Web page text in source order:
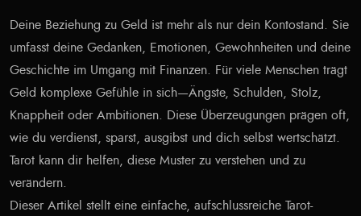
Deine Beziehung zu Geld ist mehr als nur dein Kontostand. Sie
umfasst deine Gedanken, Emotionen, Gewohnheiten und deine
Geschichte im Umgang mit Finanzen. Für viele Menschen trägt
Geld komplexe Gefühle in sich—Ängste, Schulden, Stolz,
Knappheit oder Ambitionen. Diese Überzeugungen prägen oft,
wie du verdienst, sparst, ausgibst und dich selbst wertschätzt.
Tarot kann dir helfen, diese Muster zu verstehen und zu
verändern.
Dieser Artikel stellt eine einfache, aufschlussreiche Tarot-